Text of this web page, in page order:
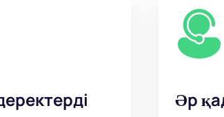
Әр